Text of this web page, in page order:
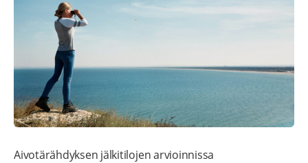
Aivotärähdyksen jälkitilojen arvioinnissa